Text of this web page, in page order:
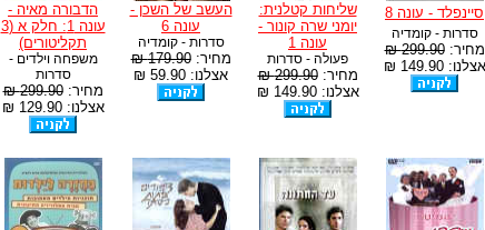
סיינפלד - עונה 8
סדרות - קומדיה
מחיר:299.90 ₪
אצלנו: 149.90 ₪
שליחות קטלנית:
יומני שרה קונור -
עונה 1
פעולה - סדרות
מחיר:299.90 ₪
אצלנו: 149.90 ₪
העשב של השכן -
עונה 6
סדרות - קומדיה
מחיר:179.90 ₪
אצלנו: 59.90 ₪
הדבורה מאיה -
עונה 1: חלק א (3
תקליטורים)
משפחה וילדים -
סדרות
מחיר:299.90 ₪
אצלנו: 129.90 ₪